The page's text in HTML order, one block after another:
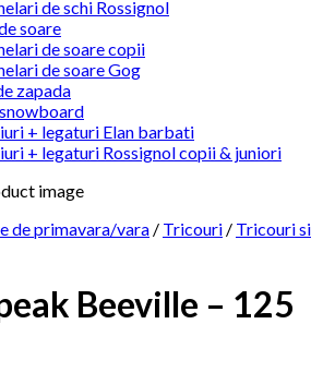
de schi Rossignol
soare
de soare copii
de soare Gog
zapada
+ legaturi Elan barbati
+ legaturi Rossignol copii & juniori
de primavara/vara / Tricouri / Tricouri si
Beeville – 125